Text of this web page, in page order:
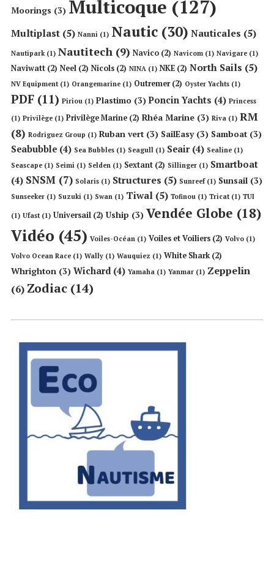
Moorings (3) Multicoque (127)
Multiplast (5) Nanni (1) Nautic (30) Nauticales (5)
Nautipark (1) Nautitech (9) Navico (2) Navicom (1) Navigare (1)
Naviwatt (2) Neel (2) Nicols (2) NINA (1) NKE (2) North Sails (5)
NV Equipment (1) Orangemarine (1) Outremer(2) Oyster Yachts (1)
PDF (11) Piriou (1) Plastimo (3) Poncin Yachts (4) Princess
(1) Privilège (1) Privilège Marine (2) Rhéa Marine (3) Riva (1) RM
(8) Rodriguez Group (1) Ruban vert (3) SailEasy(3) Samboat (3)
Seabubble (4) Sea Bubbles (1) Seagull (1) Seair(4) Sealine (1)
Seascape (1) Seimi (1) Selden (1) Sextant (2) Sillinger (1) Smartboat
(4) SNSM (7) Solaris (1) Structures (5) Sunreef(1) Sunsail (3)
Sunseeker (1) Suzuki (1) Swan (1) Tiwal (5) Tofinou (1) Tricat (1) TUI
(1) Ufast (1) Universail (2) Uship (3) Vendée Globe (18)
Vidéo (45) Voiles-Océan (1) Voiles et Voiliers (2) Volvo (1)
Volvo Ocean Race (1) Wally (1) Wauquiez (1) White Shark(2)
Whrighton (3) Wichard (4) Yamaha (1) Yanmar (1) Zeppelin
(6) Zodiac (14)